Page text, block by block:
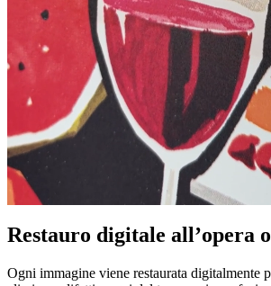
Restauro digitale all’opera
Ogni immagine viene restaurata digitalmente